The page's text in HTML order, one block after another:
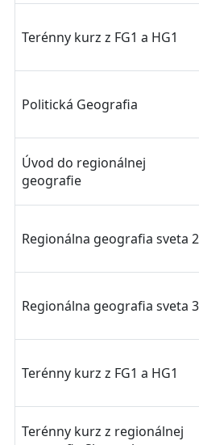
Terénny kurz z FG1 a HG1
Politická Geografia
Úvod do regionálnej
geografie
Regionálna geografia sveta 2
Regionálna geografia sveta 3
Terénny kurz z FG1 a HG1
Terénny kurz z regionálnej